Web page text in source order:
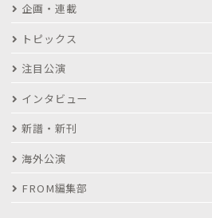
企画・連載
トピックス
注目公演
インタビュー
新譜・新刊
海外公演
FROM編集部